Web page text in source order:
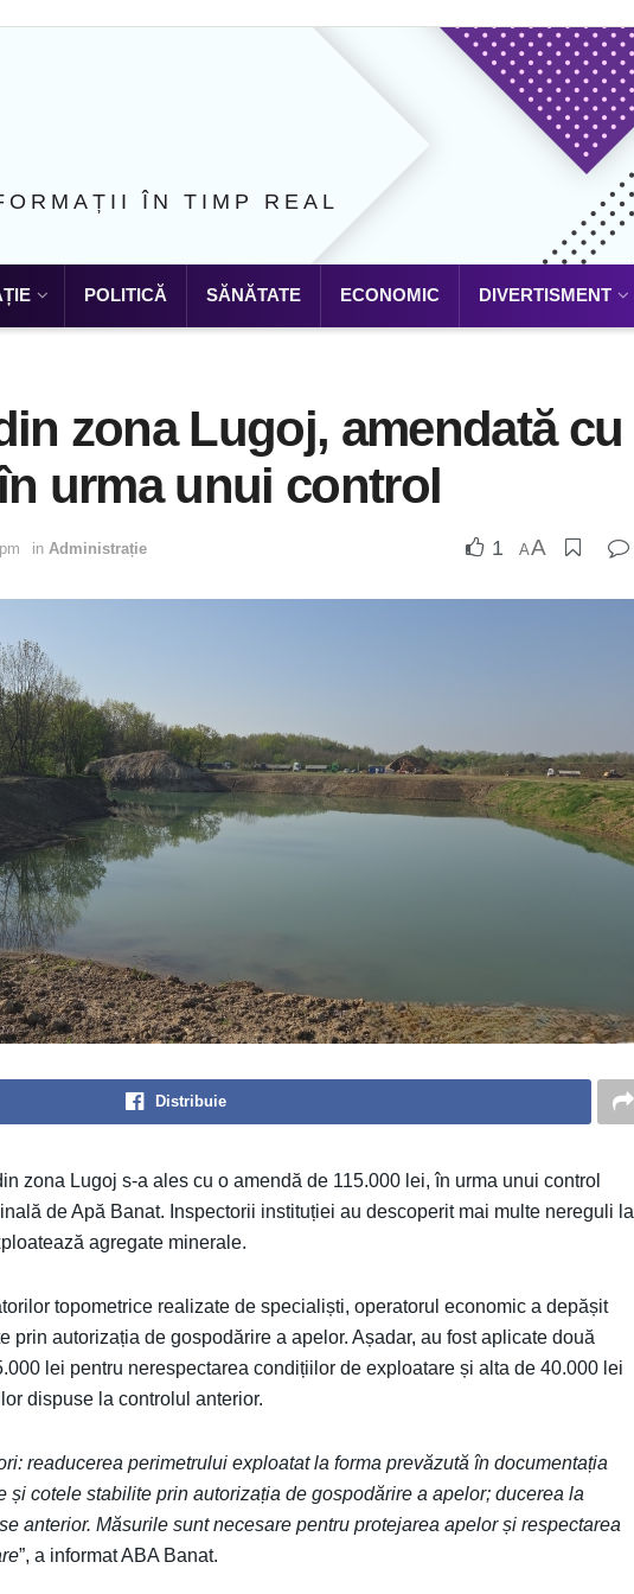
ÎN TIMP REAL
POLITICĂ SĂNĂTATE ECONOMIC DIVERTISMENT
zona Lugoj, amendată cu
urma unui control
in Administrație 1 AA
Distribuie
zona Lugoj s-a ales cu o amendă de 115.000 lei, în urma unui control
de Apă Banat. Inspectorii instituției au descoperit mai multe nereguli la
agregate minerale.
topometrice realizate de specialiști, operatorul economic a depășit
prin autorizația de gospodărire a apelor. Așadar, au fost aplicate două
lei pentru nerespectarea condițiilor de exploatare și alta de 40.000 lei
dispuse la controlul anterior.
readucerea perimetrului exploatat la forma prevăzută în documentația
și cotele stabilite prin autorizația de gospodărire a apelor; ducerea la
anterior. Măsurile sunt necesare pentru protejarea apelor și respectarea
”, a informat ABA Banat.